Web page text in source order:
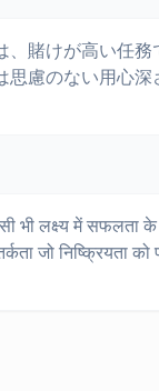
、賭けが高い任
思慮のない用心
भी लक्ष्य में
जो निष्क्रियता